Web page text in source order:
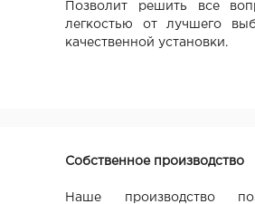
Позволит решить все
легкостью от лучшего
качественной установки.
Собственное производство
Наше производство